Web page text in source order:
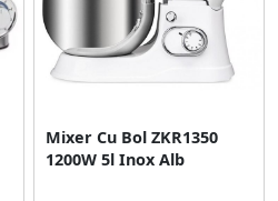
Mixer Cu Bol ZKR1350
1200W 5l Inox Alb